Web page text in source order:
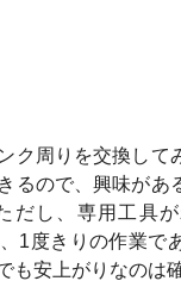
ク周りを交換して
るので、興味があ
だし、専用工具
1度きりの作業で
も安上がりなのは